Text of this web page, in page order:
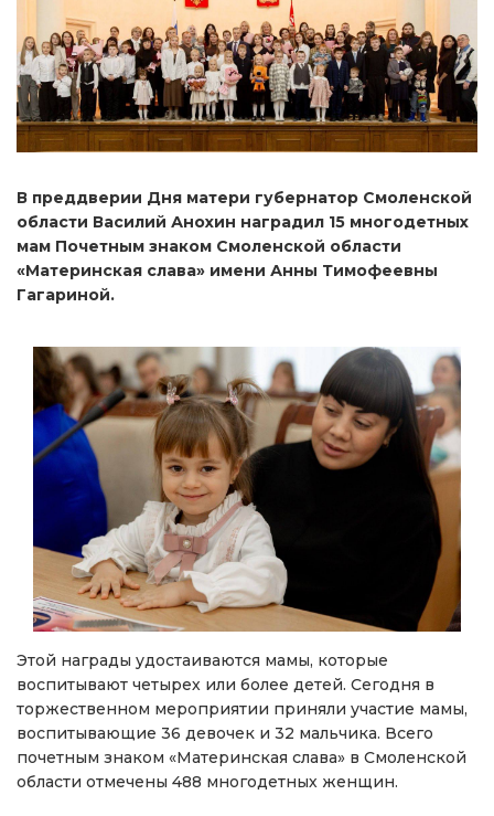
В преддверии Дня матери губернатор Смоленской
области Василий Анохин наградил 15 многодетных
мам Почетным знаком Смоленской области
«Материнская слава» имени Анны Тимофеевны
Гагариной.
Этой награды удостаиваются мамы, которые
воспитывают четырех или более детей. Сегодня в
торжественном мероприятии приняли участие мамы,
воспитывающие 36 девочек и 32 мальчика. Всего
почетным знаком «Материнская слава» в Смоленской
области отмечены 488 многодетных женщин.